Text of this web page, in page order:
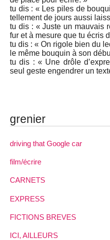
tu dis : « Les piles de
tellement de jours aussi
tu dis : « Juste un mauvais
fur et à mesure que tu écris
tu dis : « On rigole bien du
le même bouquin à son
tu dis : « Une drôle
seul geste engendrer un
grenier
driving that Google car
film/écrire
CARNETS
EXPRESS
FICTIONS BREVES
ICI, AILLEURS